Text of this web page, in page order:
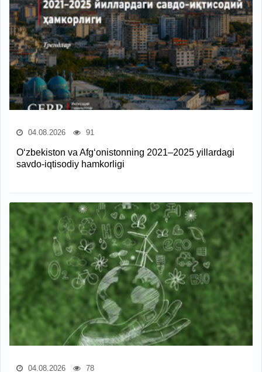
04.08.2026 91
O‘zbekiston va Afg‘onistonning 2021–2025 yillardagi
savdo-iqtisodiy hamkorligi
04.08.2026 78